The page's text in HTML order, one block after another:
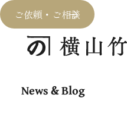
ご依頼・ご相談
News & Blog